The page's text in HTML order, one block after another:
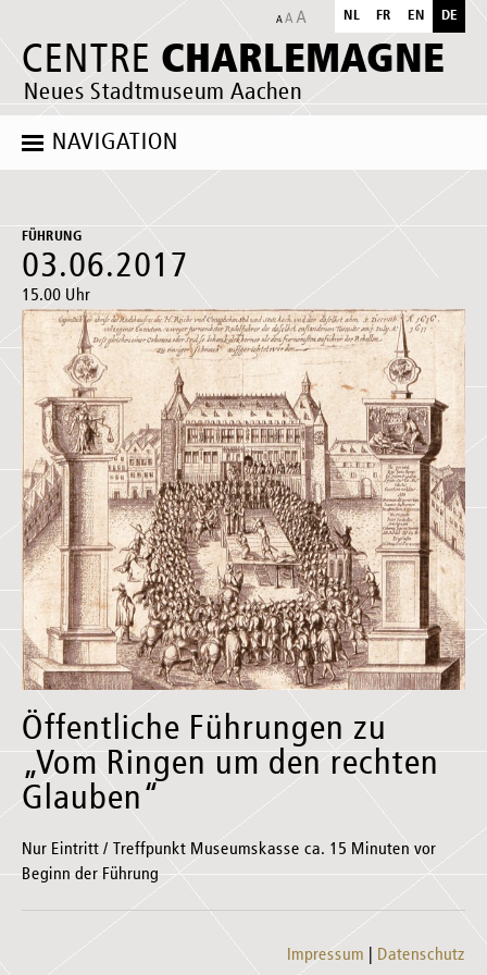
CENTRE CHARLEMAGNE
Neues Stadtmuseum Aachen
NL FR EN DE
NAVIGATION
FÜHRUNG
03.06.2017
15.00 Uhr
Öffentliche Führungen zu
„Vom Ringen um den rechten
Glauben“
Nur Eintritt / Treffpunkt Museumskasse ca. 15 Minuten vor
Beginn der Führung
Impressum Datenschutz